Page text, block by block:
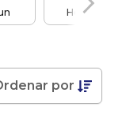
Honda
por